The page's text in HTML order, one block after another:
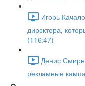
Игорь
директора,
(116:47)
Денис
рекламные